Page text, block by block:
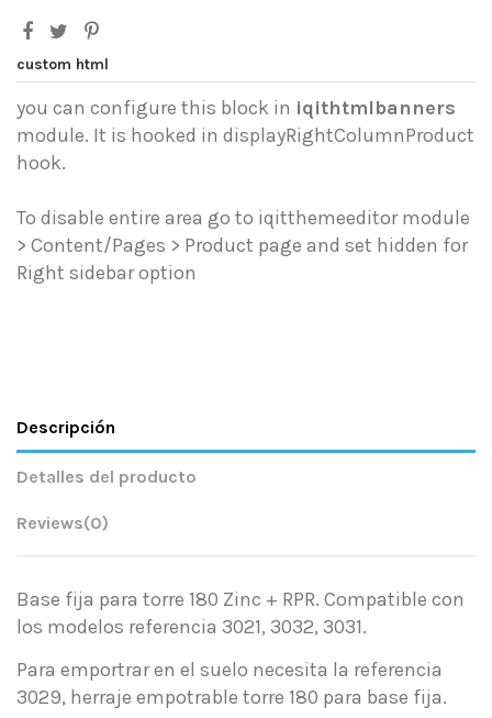
custom html
you can configure this block in iqithtmlbanners
module. It is hooked in displayRightColumnProduct
hook.
To disable entire area go to iqitthemeeditor module
> Content/Pages > Product page and set hidden for
Right sidebar option
Descripción
Detalles del producto
Reviews(0)
Base fija para torre 180 Zinc + RPR. Compatible con
los modelos referencia 3021, 3032, 3031.
Para emportrar en el suelo necesita la referencia
3029, herraje empotrable torre 180 para base fija.